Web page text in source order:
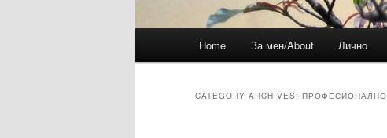
Home За мен/About Лично
CATEGORY ARCHIVES: ПРОФЕСИОНАЛНО